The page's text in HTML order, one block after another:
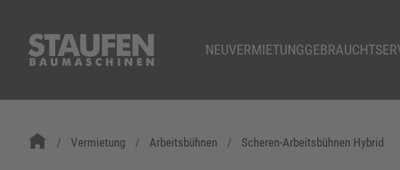
NEUVERMIETUNGGEBRAUCHT
Vermietung Arbeitsbühnen Scheren-Arbeitsbühnen Hybrid